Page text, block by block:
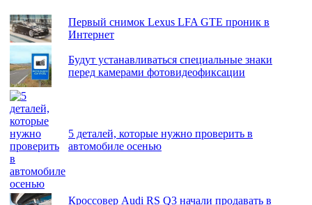
Первый снимок Lexus LFA GTE проник в
Интернет
Будут устанавливаться специальные знаки
перед камерами фотовидеофиксации
5 деталей, которые нужно проверить в
автомобиле осенью
Кроссовер Audi RS Q3 начали продавать в